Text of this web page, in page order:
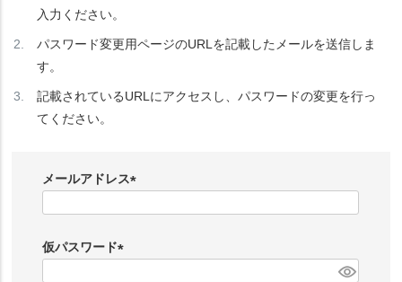
入力ください。
パスワード変更用ページのURLを記載したメールを送信しま
す。
記載されているURLにアクセスし、パスワードの変更を行っ
てください。
メールアドレス
仮パスワード